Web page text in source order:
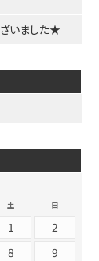
いました★
土 日
1
2
8
9